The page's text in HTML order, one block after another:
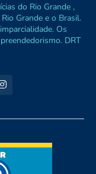
do Rio Grande ,
Grande e o Brasil.
Os
DRT